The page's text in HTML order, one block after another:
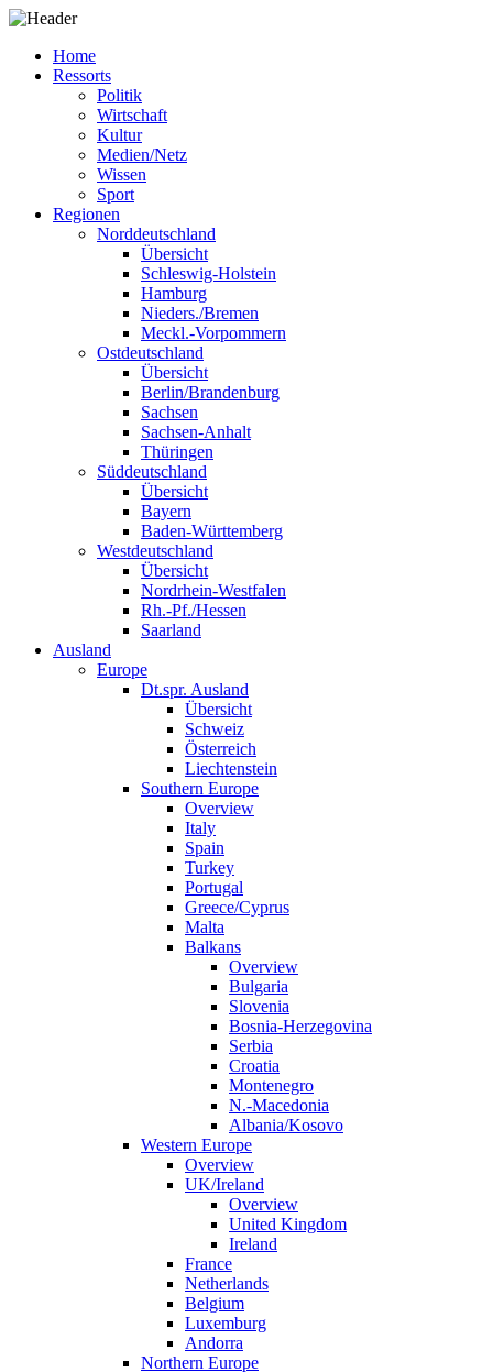
Home
Ressorts
Politik
Wirtschaft
Kultur
Medien/Netz
Wissen
Sport
Regionen
Norddeutschland
Übersicht
Schleswig-Holstein
Hamburg
Nieders./Bremen
Meckl.-Vorpommern
Ostdeutschland
Übersicht
Berlin/Brandenburg
Sachsen
Sachsen-Anhalt
Thüringen
Süddeutschland
Übersicht
Bayern
Baden-Württemberg
Westdeutschland
Übersicht
Nordrhein-Westfalen
Rh.-Pf./Hessen
Saarland
Ausland
Europe
Dt.spr. Ausland
Übersicht
Schweiz
Österreich
Liechtenstein
Southern Europe
Overview
Italy
Spain
Turkey
Portugal
Greece/Cyprus
Malta
Balkans
Overview
Bulgaria
Slovenia
Bosnia-Herzegovina
Serbia
Croatia
Montenegro
N.-Macedonia
Albania/Kosovo
Western Europe
Overview
UK/Ireland
Overview
United Kingdom
Ireland
France
Netherlands
Belgium
Luxemburg
Andorra
Northern Europe